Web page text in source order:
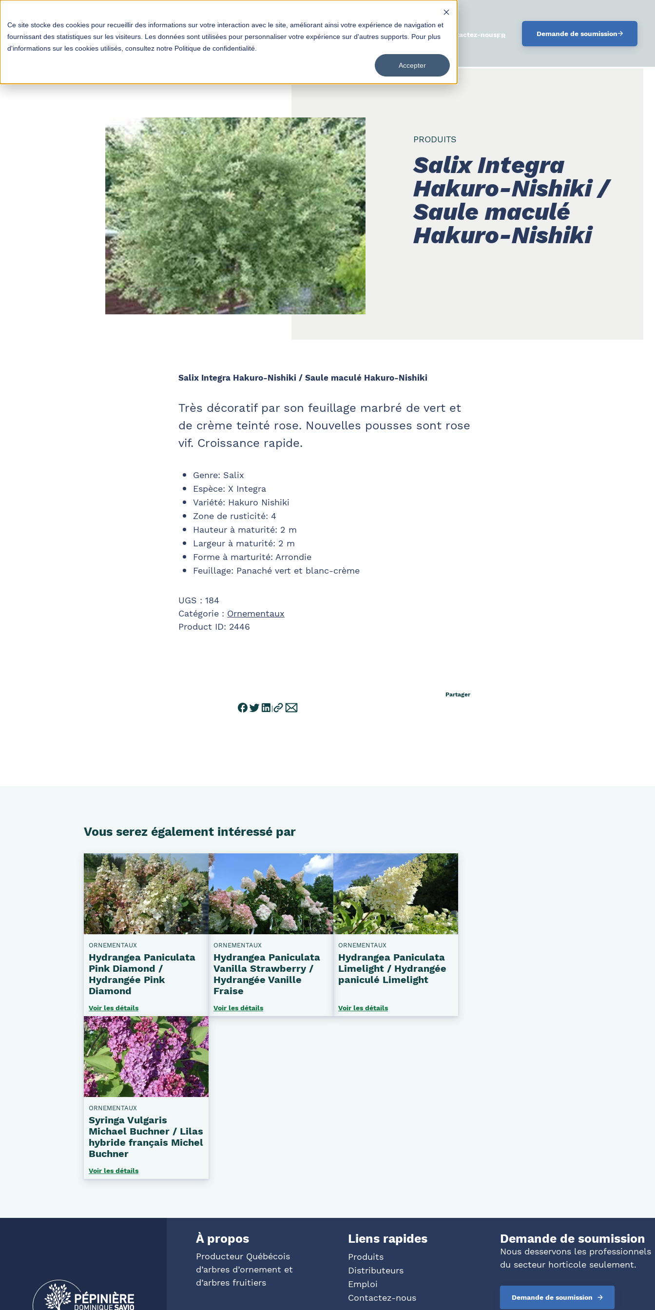
Ce site stocke des cookies pour recueillir des informations sur votre interaction avec le site, améliorant ainsi votre expérience de navigation et
fournissant des statistiques sur les visiteurs. Les données sont utilisées pour personnaliser votre expérience sur d'autres supports. Pour plus
d'informations sur les cookies utilisés, consultez notre Politique de confidentialité.
Accepter
ProduitsDistributeursEmploi Contactez-nousFRANÇAIS Demande de soumission
PRODUITS
Salix Integra
Hakuro-Nishiki /
Saule maculé
Hakuro-Nishiki
Salix Integra Hakuro-Nishiki / Saule maculé Hakuro-Nishiki
Très décoratif par son feuillage marbré de vert et
de crème teinté rose. Nouvelles pousses sont rose
vif. Croissance rapide.
Genre: Salix
Espèce: X Integra
Variété: Hakuro Nishiki
Zone de rusticité: 4
Hauteur à maturité: 2 m
Largeur à maturité: 2 m
Forme à marturité: Arrondie
Feuillage: Panaché vert et blanc-crème
UGS : 184
Catégorie : Ornementaux
Product ID: 2446
Partager
Vous serez également intéressé par
ORNEMENTAUX
Hydrangea Paniculata
Pink Diamond /
Hydrangée Pink
Diamond
Voir les détails
ORNEMENTAUX
Hydrangea Paniculata
Vanilla Strawberry /
Hydrangée Vanille
Fraise
Voir les détails
ORNEMENTAUX
Hydrangea Paniculata
Limelight / Hydrangée
paniculé Limelight
Voir les détails
ORNEMENTAUX
Syringa Vulgaris
Michael Buchner / Lilas
hybride français Michel
Buchner
Voir les détails
À propos
Producteur Québécois
d’arbres d’ornement et
d’arbres fruitiers
Liens rapides
Produits
Distributeurs
Emploi
Contactez-nous
Demande de soumission
Nous desservons les professionnels
du secteur horticole seulement.
Demande de soumission